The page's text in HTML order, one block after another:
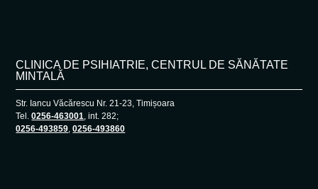
CLINICA DE PSIHIATRIE, CENTRUL DE SĂNĂTATE
MINTALĂ
Str. Iancu Văcărescu Nr. 21-23, Timișoara
Tel.0256-463001, int. 282;
0256-493859,0256-493860